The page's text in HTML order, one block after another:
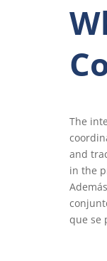
The
and
in the
que se